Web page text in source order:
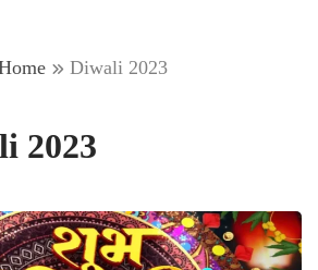
Diwali 2023
2023